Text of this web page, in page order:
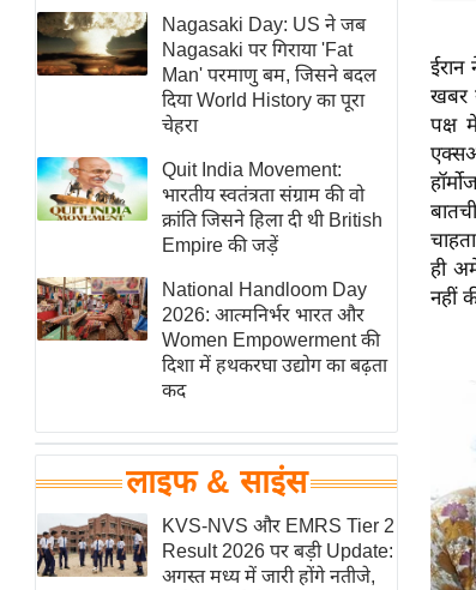
ऑटो वर्ल्ड
न्यूज ब्रीफ
मनोरंजन जगत
बॉलीवुड
हॉलीवुड
फिल्म समीक्षा
Breaking
News
लाइफस्टाइल
टेक्नॉलॉजी
ब्यूटी/फैशन
पर्यटन स्थल
फिटनेस मंत्रा
रिलेशनशिप
राजनीति
Nagasaki Day: US ने जब
Nagasaki पर गिराया 'Fat
Man' परमाणु बम, जिसने बदल
दिया World History का पूरा
चेहरा
Quit India Movement:
भारतीय स्वतंत्रता संग्राम की वो
क्रांति जिसने हिला दी थी British
Empire की जड़ें
National Handloom Day
2026: आत्मनिर्भर भारत और
Women Empowerment की
दिशा में हथकरघा उद्योग का बढ़ता
कद
लाइफ & साइंस
KVS-NVS और EMRS Tier 2
Result 2026 पर बड़ी Update:
अगस्त मध्य में जारी होंगे नतीजे,
खबर
पक्ष
ही
नहीं